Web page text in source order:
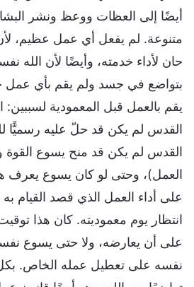
أيضًا إلى العظات ووعظ ونشر
متنوعة. لم يفعل أي عمل عظيم،
حان لأداء خدمته، وأيضًا لأن الله
بتواضع في جسد ولم يقم بأي عمل
يقم بالعمل قبل المعمودية لسببين:
القدس لم يكن قد حلّ عليه رسميًّا
القدس لم يكن قد منح يسوع القوة
العمل)، وحتى لو كان يسوع يعرف
على أداء العمل الذي قصد القيام به
انتظار يوم معموديته. كان هذا
على أن يعارضه، ولا حتى يسوع
نفسه على تعطيل عمله الخاص. بكل